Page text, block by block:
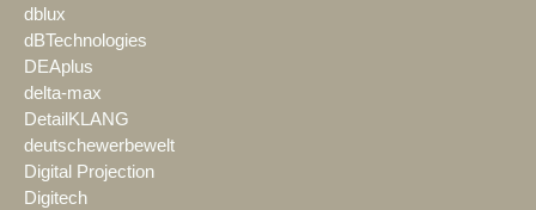
dblux
dBTechnologies
DEAplus
delta-max
DetailKLANG
deutschewerbewelt
Digital Projection
Digitech